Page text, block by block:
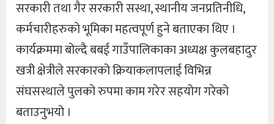
सरकारी तथा गैर सरकारी सस्था, स्थानीय जनप्रतिनीधि,
कर्मचारीहरुको भूमिका महत्वपूर्ण हुने बताएका थिए ।
कार्यक्रममा बोल्दै बबई गाउँपालिकाका अध्यक्ष कुलबहादुर
खत्री क्षेत्रीले सरकारको क्रियाकलापलाई विभिन्न
संघसस्थाले पुलको रुपमा काम गरेर सहयोग गरेको
बताउनुभयो ।